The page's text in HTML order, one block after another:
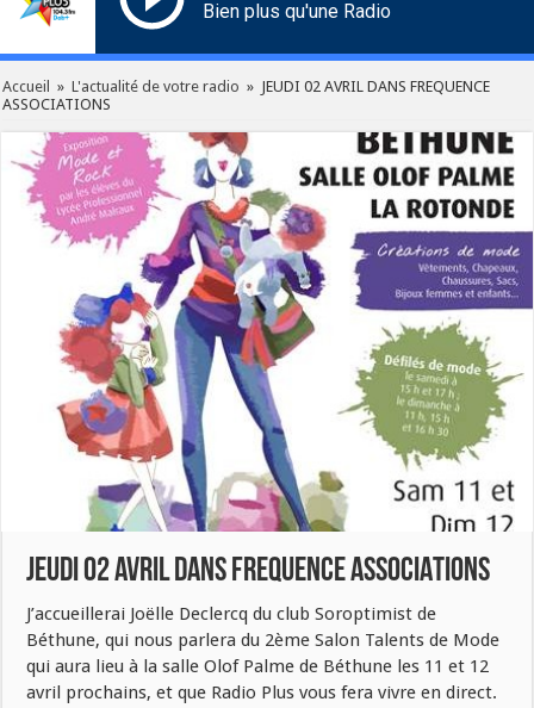
Bien plus qu'une Radio
Accueil » L'actualité de votre radio » JEUDI 02 AVRIL DANS FREQUENCE
ASSOCIATIONS
JEUDI 02 AVRIL DANS FREQUENCE ASSOCIATIONS
J’accueillerai Joëlle Declercq du club Soroptimist de
Béthune, qui nous parlera du 2ème Salon Talents de Mode
qui aura lieu à la salle Olof Palme de Béthune les 11 et 12
avril prochains, et que Radio Plus vous fera vivre en direct.